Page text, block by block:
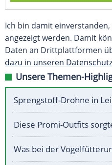
Ich bin damit
angezeigt werden. Damit
Daten an Drittplattformen
dazu in unseren
Unsere Themen-
Sprengstoff-Drohne in
Diese Promi-Outfits
Was bei der